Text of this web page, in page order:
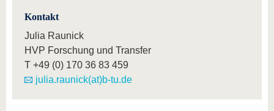
Kontakt
Julia Raunick
HVP Forschung und Transfer
T +49 (0) 170 36 83 459
julia.raunick(at)b-tu.de